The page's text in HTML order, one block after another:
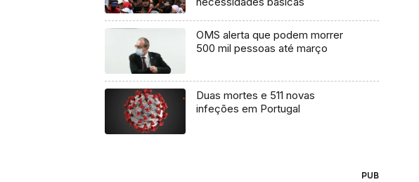
OMS alerta que podem morrer
500 mil pessoas até março
Duas mortes e 511 novas
infeções em Portugal
PUB